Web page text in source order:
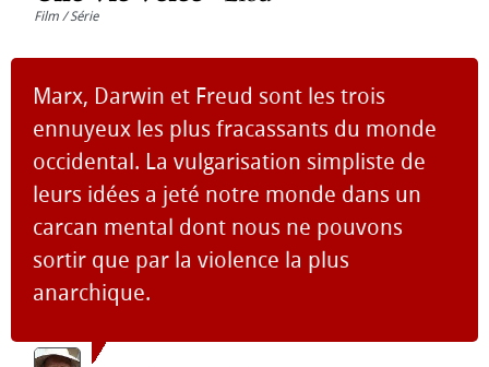
Film / Série
Marx, Darwin et Freud sont les trois
ennuyeux les plus fracassants du monde
occidental. La vulgarisation simpliste de
leurs idées a jeté notre monde dans un
carcan mental dont nous ne pouvons
sortir que par la violence la plus
anarchique.